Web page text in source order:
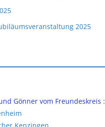
2025
Gönner vom Freundeskreis :